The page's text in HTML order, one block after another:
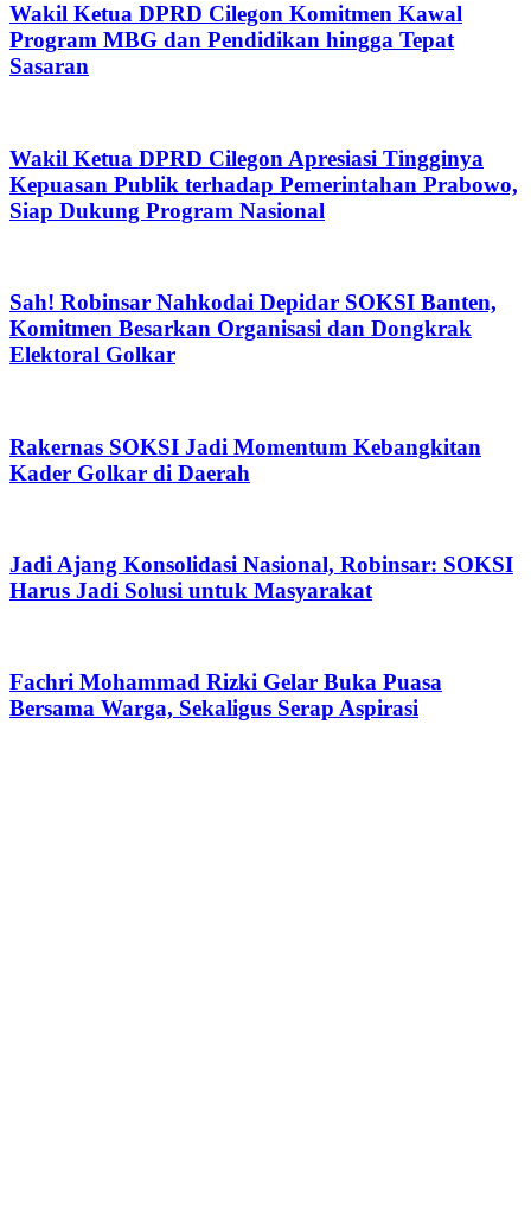
Wakil Ketua DPRD Cilegon Komitmen Kawal
Program MBG dan Pendidikan hingga Tepat
Sasaran
Wakil Ketua DPRD Cilegon Apresiasi Tingginya
Kepuasan Publik terhadap Pemerintahan Prabowo,
Siap Dukung Program Nasional
Sah! Robinsar Nahkodai Depidar SOKSI Banten,
Komitmen Besarkan Organisasi dan Dongkrak
Elektoral Golkar
Rakernas SOKSI Jadi Momentum Kebangkitan
Kader Golkar di Daerah
Jadi Ajang Konsolidasi Nasional, Robinsar: SOKSI
Harus Jadi Solusi untuk Masyarakat
Fachri Mohammad Rizki Gelar Buka Puasa
Bersama Warga, Sekaligus Serap Aspirasi